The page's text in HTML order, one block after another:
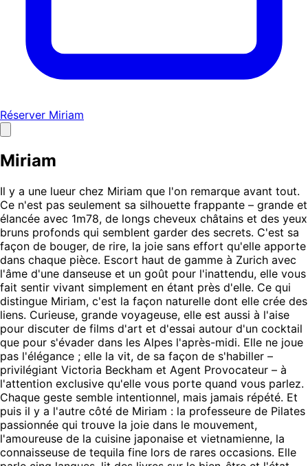
Réserver Miriam
Miriam
Il y a une lueur chez Miriam que l'on remarque avant tout.
Ce n'est pas seulement sa silhouette frappante – grande et
élancée avec 1m78, de longs cheveux châtains et des yeux
bruns profonds qui semblent garder des secrets. C'est sa
façon de bouger, de rire, la joie sans effort qu'elle apporte
dans chaque pièce. Escort haut de gamme à Zurich avec
l'âme d'une danseuse et un goût pour l'inattendu, elle vous
fait sentir vivant simplement en étant près d'elle. Ce qui
distingue Miriam, c'est la façon naturelle dont elle crée des
liens. Curieuse, grande voyageuse, elle est aussi à l'aise
pour discuter de films d'art et d'essai autour d'un cocktail
que pour s'évader dans les Alpes l'après-midi. Elle ne joue
pas l'élégance ; elle la vit, de sa façon de s'habiller –
privilégiant Victoria Beckham et Agent Provocateur – à
l'attention exclusive qu'elle vous porte quand vous parlez.
Chaque geste semble intentionnel, mais jamais répété. Et
puis il y a l'autre côté de Miriam : la professeure de Pilates
passionnée qui trouve la joie dans le mouvement,
l'amoureuse de la cuisine japonaise et vietnamienne, la
connaisseuse de tequila fine lors de rares occasions. Elle